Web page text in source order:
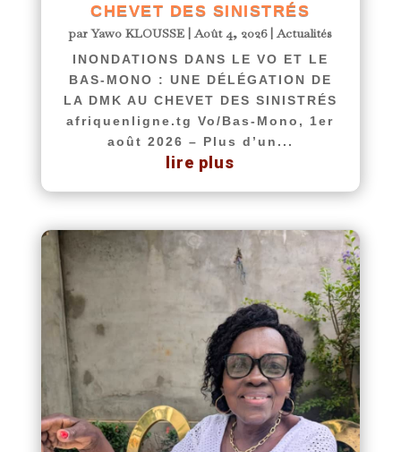
CHEVET DES SINISTRÉS
parYawo KLOUSSE |Août 4, 2026|Actualités
INONDATIONS DANS LE VO ET LE
BAS-MONO : UNE DÉLÉGATION DE
LA DMK AU CHEVET DES SINISTRÉS
afriquenligne.tg Vo/Bas-Mono, 1er
août 2026 – Plus d’un...
lire plus